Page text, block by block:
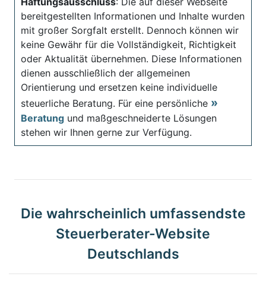
bereitgestellten Informationen und Inhalte wurden
mit großer Sorgfalt erstellt. Dennoch können wir
keine Gewähr für die Vollständigkeit, Richtigkeit
oder Aktualität übernehmen. Diese Informationen
dienen ausschließlich der allgemeinen
Orientierung und ersetzen keine individuelle
steuerliche Beratung. Für eine persönliche
Beratung und maßgeschneiderte Lösungen
stehen wir Ihnen gerne zur Verfügung.
Die wahrscheinlich umfassendste
Steuerberater-Website
Deutschlands